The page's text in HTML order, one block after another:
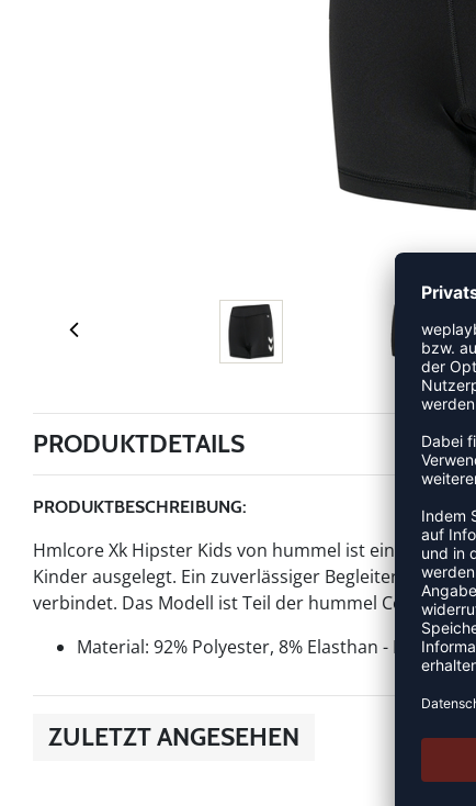
PRODUKTDETAILS
PRODUKTBESCHREIBUNG:
Hmlcore Xk Hipster Kids von hummel ist ein Artikel
Kinder ausgelegt. Ein zuverlässiger Begleiter für
verbindet. Das Modell ist Teil der hummel Core-
Material: 92% Polyester, 8% Elasthan - KNIT
ZULETZT ANGESEHEN